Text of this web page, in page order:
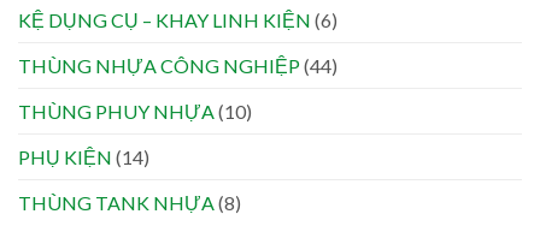
KỆ DỤNG CỤ – KHAY LINH KIỆN (6)
THÙNG NHỰA CÔNG NGHIỆP(44)
THÙNG PHUY NHỰA (10)
PHỤ KIỆN (14)
THÙNG TANK NHỰA (8)